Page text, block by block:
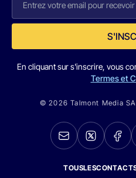
En cliquant sur s'inscrire, vous
Termes et
© 2026 Talmont Media